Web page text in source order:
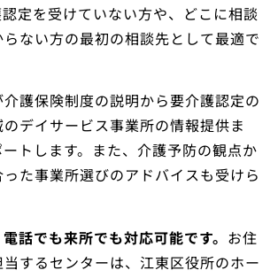
定を受けていない方や、どこに相談
ない方の最初の相談先として最適で
護保険制度の説明から要介護認定の
デイサービス事業所の情報提供ま
トします。また、介護予防の観点か
た事業所選びのアドバイスも受けら
話でも来所でも対応可能です。 お住
するセンターは、江東区役所のホー